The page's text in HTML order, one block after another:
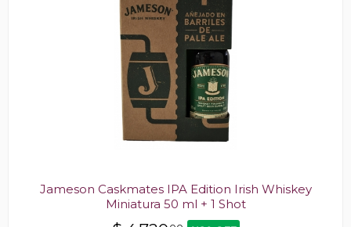
Jameson Caskmates IPA Edition Irish Whiskey
Miniatura 50 ml + 1 Shot